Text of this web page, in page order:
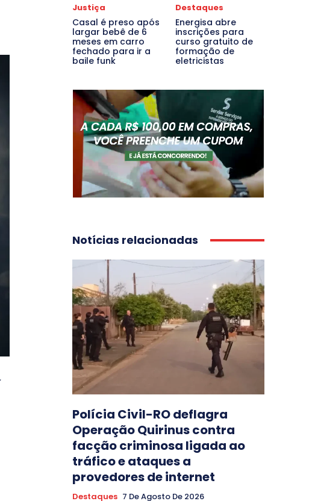
Justiça
Casal é preso após
largar bebê de 6
meses em carro
fechado para ir a
baile funk
Destaques
Energisa abre
inscrições para
curso gratuito de
formação de
eletricistas
Notícias relacionadas
Polícia Civil-RO deflagra
Operação Quirinus contra
facção criminosa ligada ao
tráfico e ataques a
provedores de internet
Destaques 7 De Agosto De 2026